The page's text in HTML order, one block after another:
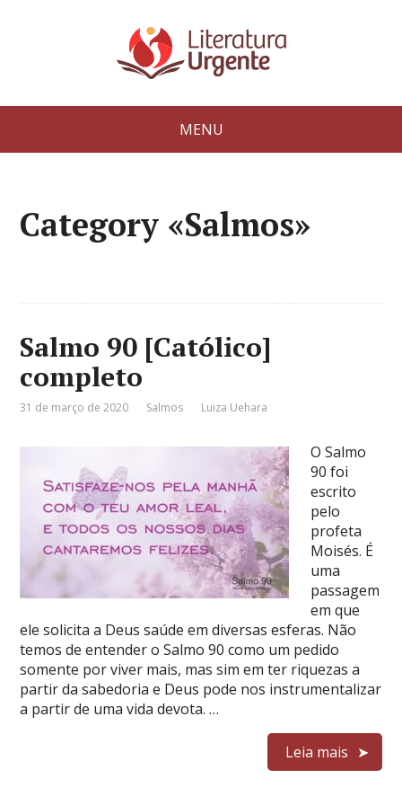
MENU
Category «Salmos»
Salmo 90 [Católico]
completo
31 de março de 2020 Salmos Luiza Uehara
O Salmo
90 foi
escrito
pelo
profeta
Moisés. É
uma
passagem
em que
ele solicita a Deus saúde em diversas esferas. Não
temos de entender o Salmo 90 como um pedido
somente por viver mais, mas sim em ter riquezas a
partir da sabedoria e Deus pode nos instrumentalizar
a partir de uma vida devota. …
Leia mais